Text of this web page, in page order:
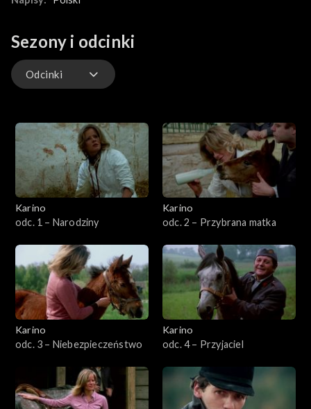
Sezony i odcinki
Odcinki
Karino
odc. 1 – Narodziny
Karino
odc. 2 – Przybrana matka
Karino
odc. 3 – Niebezpieczeństwo
Karino
odc. 4 – Przyjaciel